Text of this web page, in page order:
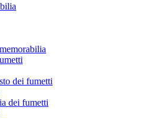
dei fumetti
dei fumetti